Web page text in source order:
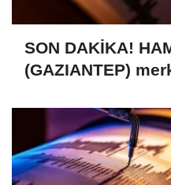
SON DAKİKA!
(GAZIANTEP)